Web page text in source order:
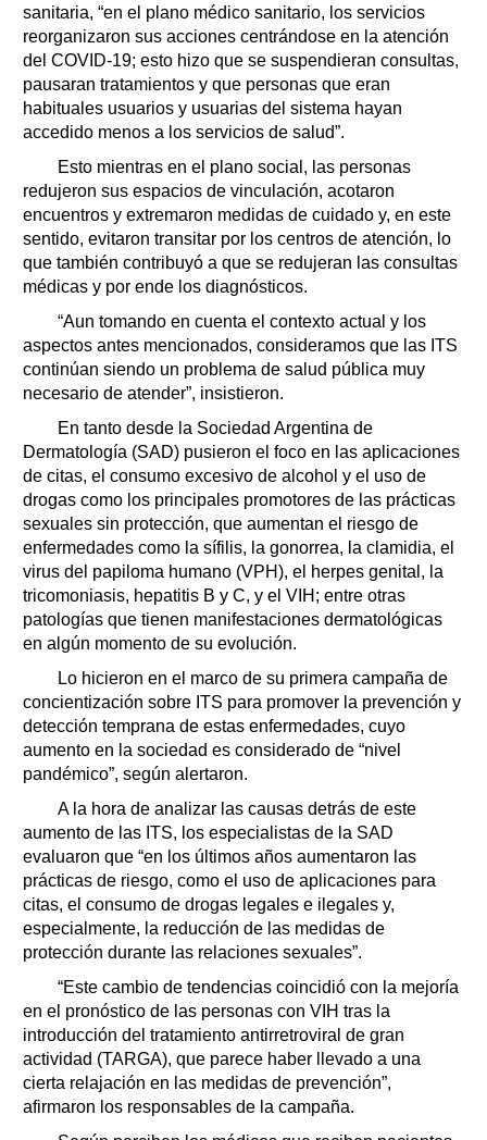
sanitaria, “en el plano médico sanitario, los servicios
reorganizaron sus acciones centrándose en la atención
del COVID-19; esto hizo que se suspendieran consultas,
pausaran tratamientos y que personas que eran
habituales usuarios y usuarias del sistema hayan
accedido menos a los servicios de salud”.
Esto mientras en el plano social, las personas
redujeron sus espacios de vinculación, acotaron
encuentros y extremaron medidas de cuidado y, en este
sentido, evitaron transitar por los centros de atención, lo
que también contribuyó a que se redujeran las consultas
médicas y por ende los diagnósticos.
“Aun tomando en cuenta el contexto actual y los
aspectos antes mencionados, consideramos que las ITS
continúan siendo un problema de salud pública muy
necesario de atender”, insistieron.
En tanto desde la Sociedad Argentina de
Dermatología (SAD) pusieron el foco en las aplicaciones
de citas, el consumo excesivo de alcohol y el uso de
drogas como los principales promotores de las prácticas
sexuales sin protección, que aumentan el riesgo de
enfermedades como la sífilis, la gonorrea, la clamidia, el
virus del papiloma humano (VPH), el herpes genital, la
tricomoniasis, hepatitis B y C, y el VIH; entre otras
patologías que tienen manifestaciones dermatológicas
en algún momento de su evolución.
Lo hicieron en el marco de su primera campaña de
concientización sobre ITS para promover la prevención y
detección temprana de estas enfermedades, cuyo
aumento en la sociedad es considerado de “nivel
pandémico”, según alertaron.
A la hora de analizar las causas detrás de este
aumento de las ITS, los especialistas de la SAD
evaluaron que “en los últimos años aumentaron las
prácticas de riesgo, como el uso de aplicaciones para
citas, el consumo de drogas legales e ilegales y,
especialmente, la reducción de las medidas de
protección durante las relaciones sexuales”.
“Este cambio de tendencias coincidió con la mejoría
en el pronóstico de las personas con VIH tras la
introducción del tratamiento antirretroviral de gran
actividad (TARGA), que parece haber llevado a una
cierta relajación en las medidas de prevención”,
afirmaron los responsables de la campaña.